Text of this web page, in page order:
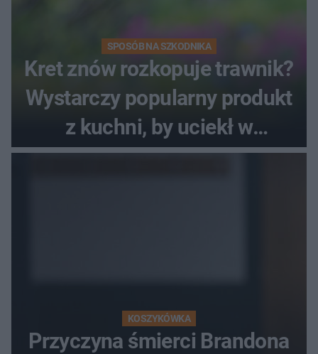
SPOSÓB NA SZKODNIKA
Kret znów rozkopuje trawnik?
Wystarczy popularny produkt
z kuchni, by uciekł w
popłochu
KOSZYKÓWKA
Przyczyna śmierci Brandona